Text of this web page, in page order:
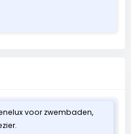
voor zwembaden,